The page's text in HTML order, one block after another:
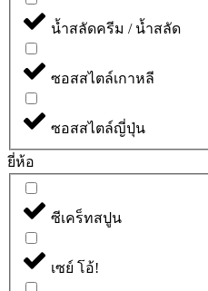
น้ำสลัดครีม / น้ำสลัด
ซอสสไตล์เกาหลี
ซอสสไตล์ญี่ปุ่น
ยี่ห้อ
ซีเคร็ทสปูน
เซย์ โอ้!